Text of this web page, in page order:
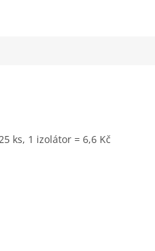
ks, 1 izolátor = 6,6 Kč